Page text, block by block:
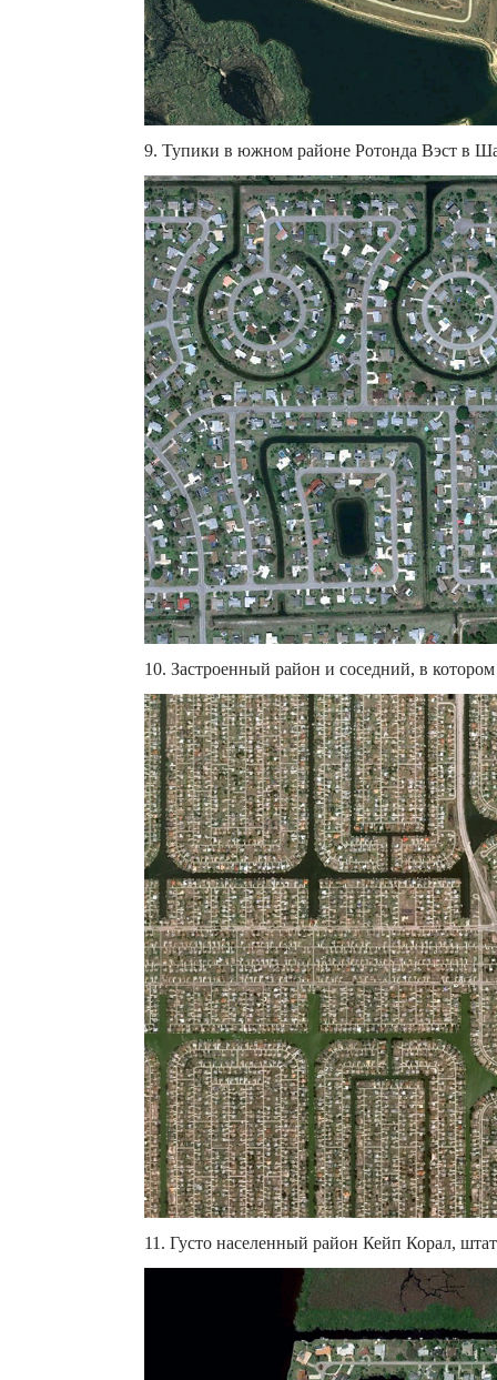
9. Тупики в южном районе Ротонда Вэст в
10. Застроенный район и соседний, в
11. Густо населенный район Кейп Корал,